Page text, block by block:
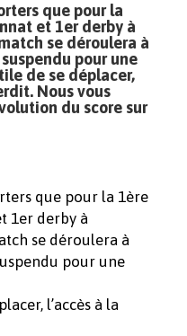
que pour la
et 1er derby à
se déroulera à
pour une
de se déplacer,
Nous vous
du score sur
que pour la 1ère
1er derby à
se déroulera à
pour une
l’accès à la